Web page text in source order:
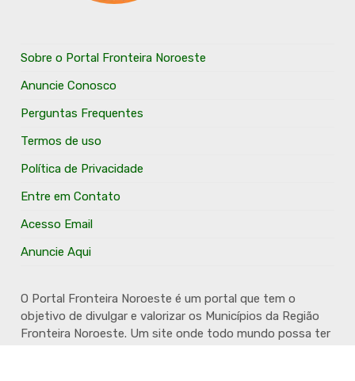
Sobre o Portal Fronteira Noroeste
Anuncie Conosco
Perguntas Frequentes
Termos de uso
Política de Privacidade
Entre em Contato
Acesso Email
Anuncie Aqui
O Portal Fronteira Noroeste é um portal que tem o
objetivo de divulgar e valorizar os Municípios da Região
Fronteira Noroeste. Um site onde todo mundo possa ter